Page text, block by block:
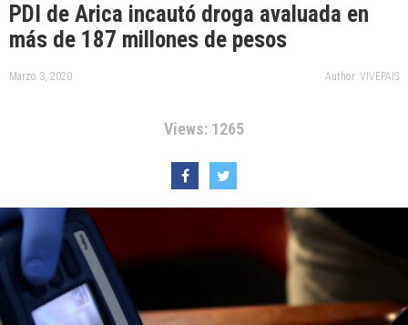
PDI de Arica incautó droga avaluada en
más de 187 millones de pesos
Marzo 3, 2020 Author: VIVEPAIS
Views: 1265